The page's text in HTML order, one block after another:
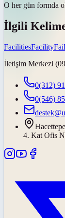
O her gün formda
İlgili
FacilitiesFacilityFail
İletişim Merkezi
0(312)
0(546)
4. Kat Ofis